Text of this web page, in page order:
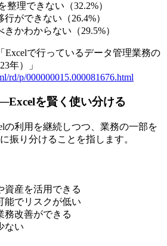
整理できない（32.2%）
ができない（26.4%）
かわからない（29.5%）
で行っているデータ管理業務の
年）」
rd/p/000000015.000081676.html
を賢く使い分ける
の利用を継続しつつ、業務の一部を
振り分けることを指します。
資産を活用できる
能でリスクが低い
務改善ができる
ない